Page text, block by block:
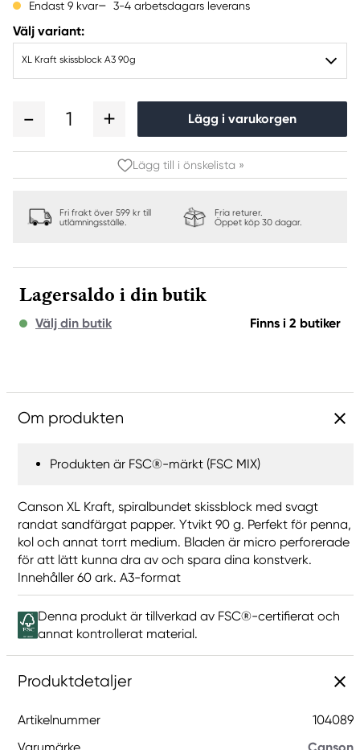
Endast 9 kvar 3-4 arbetsdagars leverans
Välj variant:
XL Kraft skissblock A3 90g
1 Lägg i varukorgen
Lägg till i önskelista »
Fri frakt över 599 kr till
utlämningsställe.
Fria returer.
Öppet köp 30 dagar.
Lagersaldo i din butik
Välj din butik Finns i 2 butiker
Om produkten
Produkten är FSC®-märkt (FSC MIX)
Canson XL Kraft, spiralbundet skissblock med svagt
randat sandfärgat papper. Ytvikt 90 g. Perfekt för penna,
kol och annat torrt medium. Bladen är micro perforerade
för att lätt kunna dra av och spara dina konstverk.
Innehåller 60 ark. A3-format
Denna produkt är tillverkad av FSC®-certifierat och
annat kontrollerat material.
Produktdetaljer
Artikelnummer
104089